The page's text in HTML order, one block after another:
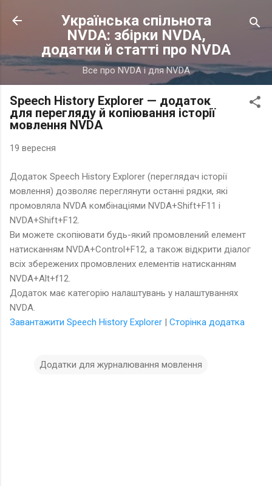
Перейти до основного вмісту
Українська спільнота
NVDA: збірки NVDA,
додатки й статті про NVDA
Все про NVDA і для NVDA
Speech History Explorer — додаток
для перегляду й копіювання історії
мовлення NVDA
19 вересня
Додаток Speech History Explorer (переглядач історії
мовлення) дозволяє переглянути останні рядки, які
промовляла NVDA комбінаціями NVDA+Shift+F11 і
NVDA+Shift+F12.
Ви можете скопіювати будь-який промовлений елемент
натисканням NVDA+Control+F12, а також відкрити діалог
всіх збережених промовлених елементів натисканням
NVDA+Alt+f12.
Додаток має категорію налаштувань у налаштуваннях
NVDA.
Завантажити Speech History Explorer | Сторінка додатка
Додатки для журналювання мовлення